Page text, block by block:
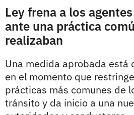
Ley frena a los
ante una práctica
realizaban
Una medida aprobada está
en el momento que
prácticas más comunes de
tránsito y da inicio a una